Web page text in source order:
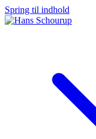
Spring til indhold